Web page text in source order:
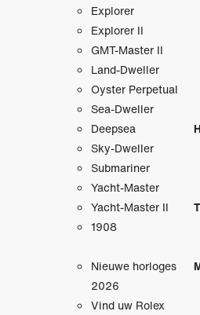
Explorer
Explorer II
GMT-Master II
Land-Dweller
Oyster Perpetual
Sea-Dweller
Deepsea
Sky-Dweller
Submariner
Yacht-Master
Yacht-Master II
1908
Nieuwe horloges
2026
Vind uw Rolex